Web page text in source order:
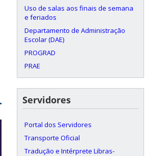
Uso de salas aos finais de semana
e feriados
Departamento de Administração
Escolar (DAE)
PROGRAD
PRAE
Servidores
Portal dos Servidores
Transporte Oficial
Tradução e Intérprete Libras-